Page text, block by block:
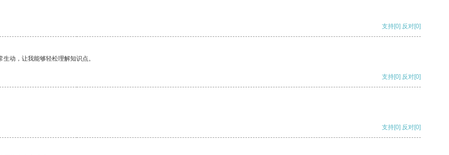
支持[0] 反对[0]
动，让我能够轻松理解知识点。
支持[0] 反对[0]
支持[0] 反对[0]